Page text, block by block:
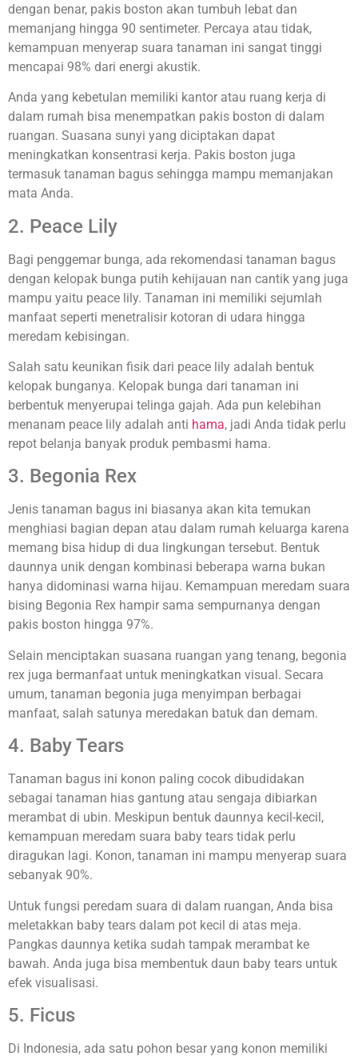
dengan benar, pakis boston akan tumbuh lebat dan
memanjang hingga 90 sentimeter. Percaya atau tidak,
kemampuan menyerap suara tanaman ini sangat tinggi
mencapai 98% dari energi akustik.
Anda yang kebetulan memiliki kantor atau ruang kerja di
dalam rumah bisa menempatkan pakis boston di dalam
ruangan. Suasana sunyi yang diciptakan dapat
meningkatkan konsentrasi kerja. Pakis boston juga
termasuk tanaman bagus sehingga mampu memanjakan
mata Anda.
2. Peace Lily
Bagi penggemar bunga, ada rekomendasi tanaman bagus
dengan kelopak bunga putih kehijauan nan cantik yang juga
mampu yaitu peace lily. Tanaman ini memiliki sejumlah
manfaat seperti menetralisir kotoran di udara hingga
meredam kebisingan.
Salah satu keunikan fisik dari peace lily adalah bentuk
kelopak bunganya. Kelopak bunga dari tanaman ini
berbentuk menyerupai telinga gajah. Ada pun kelebihan
menanam peace lily adalah anti hama, jadi Anda tidak perlu
repot belanja banyak produk pembasmi hama.
3. Begonia Rex
Jenis tanaman bagus ini biasanya akan kita temukan
menghiasi bagian depan atau dalam rumah keluarga karena
memang bisa hidup di dua lingkungan tersebut. Bentuk
daunnya unik dengan kombinasi beberapa warna bukan
hanya didominasi warna hijau. Kemampuan meredam suara
bising Begonia Rex hampir sama sempurnanya dengan
pakis boston hingga 97%.
Selain menciptakan suasana ruangan yang tenang, begonia
rex juga bermanfaat untuk meningkatkan visual. Secara
umum, tanaman begonia juga menyimpan berbagai
manfaat, salah satunya meredakan batuk dan demam.
4. Baby Tears
Tanaman bagus ini konon paling cocok dibudidakan
sebagai tanaman hias gantung atau sengaja dibiarkan
merambat di ubin. Meskipun bentuk daunnya kecil-kecil,
kemampuan meredam suara baby tears tidak perlu
diragukan lagi. Konon, tanaman ini mampu menyerap suara
sebanyak 90%.
Untuk fungsi peredam suara di dalam ruangan, Anda bisa
meletakkan baby tears dalam pot kecil di atas meja.
Pangkas daunnya ketika sudah tampak merambat ke
bawah. Anda juga bisa membentuk daun baby tears untuk
efek visualisasi.
5. Ficus
Di Indonesia, ada satu pohon besar yang konon memiliki